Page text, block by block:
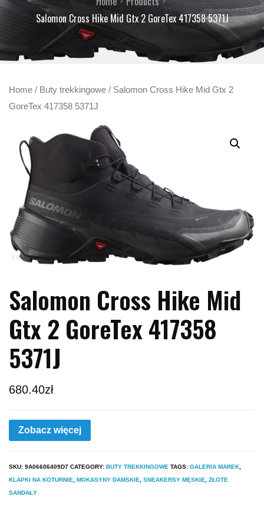
Salomon Cross Hike Mid Gtx 2 GoreTex 417358 5371J
Home / Buty trekkingowe / Salomon Cross Hike Mid Gtx 2
GoreTex 417358 5371J
Salomon Cross Hike Mid
Gtx 2 GoreTex 417358
5371J
680.40zł
Zobacz więcej
SKU: 9A06606409D7 CATEGORY: BUTY TREKKINGOWE TAGS: GALERIA MAREK
KLAPKI NA KOTURNIE
MOKASYNY DAMSKIE SNEAKERSY MĘSKIE
ZŁOTE
SANDAŁY